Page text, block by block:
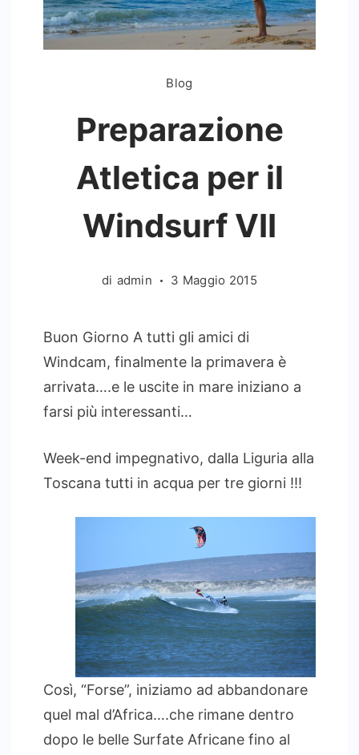
Blog
Preparazione
Atletica per il
Windsurf VII
di admin 3 Maggio 2015
Buon Giorno A tutti gli amici di
Windcam, finalmente la primavera è
arrivata….e le uscite in mare iniziano a
farsi più interessanti…
Week-end impegnativo, dalla Liguria alla
Toscana tutti in acqua per tre giorni !!!
Così, “Forse”, iniziamo ad abbandonare
quel mal d’Africa….che rimane dentro
dopo le belle Surfate Africane fino al